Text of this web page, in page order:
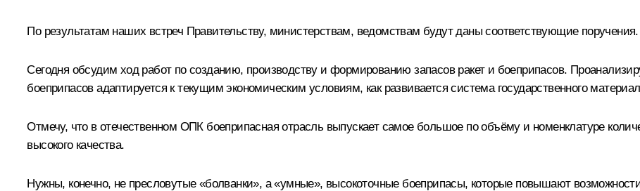
По результатам наших встреч Правительству, министерствам, ведомствам будут даны соответствующие поручения.
Сегодня обсудим ход работ по созданию, производству и формированию запасов ракет и боеприпасов.
боеприпасов адаптируется к текущим экономическим условиям, как развивается система государственного
Отмечу, что в отечественном ОПК боеприпасная отрасль выпускает самое большое по объёму и номенклатуре
высокого качества.
Нужны, конечно, не пресловутые «болванки», а «умные», высокоточные боеприпасы, которые повышают